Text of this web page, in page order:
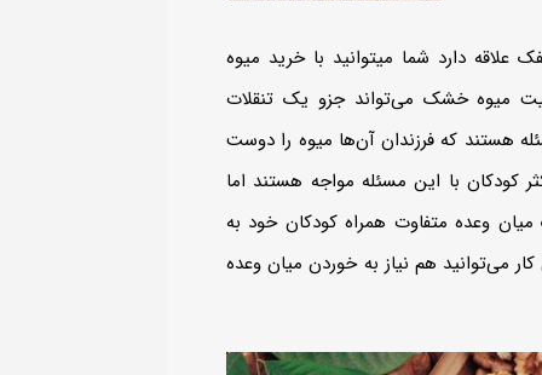
علاقه دارد شما میتوانید با خرید میوه
میوه خشک می‌تواند جزو یک تنقلات
هستند که فرزندان آن‌ها میوه را دوست
کودکان با این مسئله مواجه هستند اما
وعده متفاوت همراه کودکان خود به
می‌‌توانید هم نیاز به خوردن میان وعده
موز پاکستانی اسلایس
– 124,000 تومان
آلبالو خشک شیره دار
44,000
Price
through
Price
through